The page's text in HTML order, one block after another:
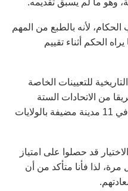
لأنه بالطبع من المهم
الحكم أثناء تقييم
للتعيينات الخاصة
الموسعة التي تضم 32 فريقا من الاتحادات الستة
التابعة للفيفا وتقام على 12 ملعبا في 11 مدينة مضيفة بالولايات
قد حصلوا على امتياز
مرة، لذا فأنا متأكد من أن